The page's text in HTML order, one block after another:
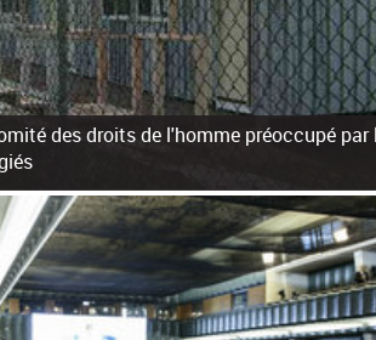
des droits de l'homme préoccupé par